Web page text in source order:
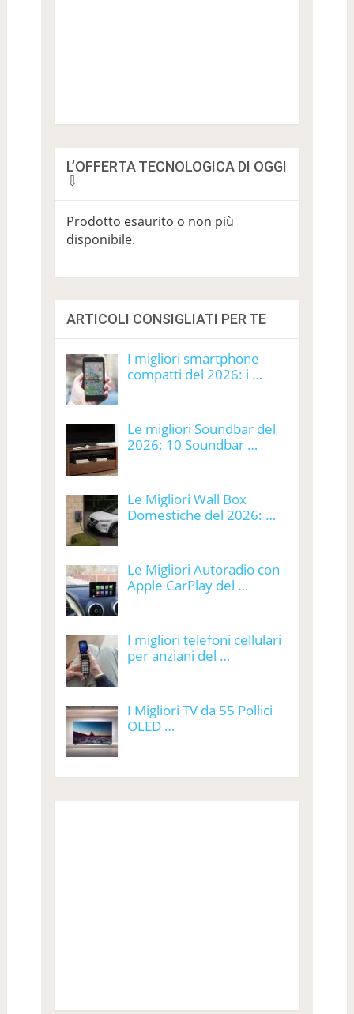
L’OFFERTA TECNOLOGICA DI OGGI
⇩
Prodotto esaurito o non più
disponibile.
ARTICOLI CONSIGLIATI PER TE
I migliori smartphone
compatti del 2026: i …
Le migliori Soundbar del
2026: 10 Soundbar …
Le Migliori Wall Box
Domestiche del 2026: …
Le Migliori Autoradio con
Apple CarPlay del …
I migliori telefoni cellulari
per anziani del …
I Migliori TV da 55 Pollici
OLED …